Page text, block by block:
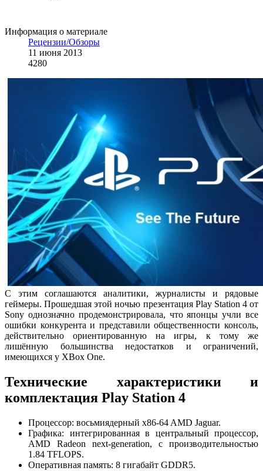
Информация о материале
Рецензии/Обзоры
11 июня 2013
4280
С этим соглашаются аналитики, журналисты и рядовые
геймеры. Прошедшая этой ночью презентация Play Station 4 от
Sony однозначно продемонстрировала, что японцы учли все
ошибки конкурента и представили общественности консоль,
действительно ориентированную на игры, к тому же
лишённую большинства недостатков и ограничений,
имеющихся у XBox One.
Технические характеристики и
комплектация Play Station 4
Процессор: восьмиядерный x86-64 AMD Jaguar.
Графика: интегрированная в центральный процессор,
AMD Radeon next-generation, с производительностью
1.84 TFLOPS.
Оперативная память: 8 гигабайт GDDR5.